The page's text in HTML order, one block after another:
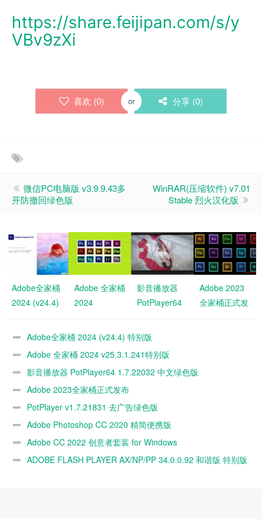
https://share.feijipan.com/s/y
VBv9zXi
喜欢 (0) or 分享 (0)
微信PC电脑版 v3.9.9.43多
开防撤回绿色版
WinRAR(压缩软件) v7.01
Stable 烈火汉化版
Adobe全家桶
2024 (v24.4)
Adobe 全家桶
2024
特别版
影音播放器
PotPlayer64
文绿色版
Adobe 2023
全家桶正式发
Adobe全家桶 2024 (v24.4) 特别版
Adobe 全家桶 2024 v25.3.1.241特别版
影音播放器 PotPlayer64 1.7.22032 中文绿色版
Adobe 2023全家桶正式发布
PotPlayer v1.7.21831 去广告绿色版
Adobe Photoshop CC 2020 精简便携版
Adobe CC 2022 创意者套装 for Windows
ADOBE FLASH PLAYER AX/NP/PP 34.0.0.92 和谐版 特别版